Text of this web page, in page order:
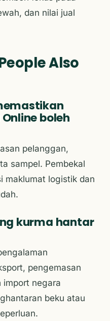
dan nilai jual
Also
boleh
pelanggan,
sampel. Pembekal
maklumat logistik dan
kurma hantar
pengemasan
import negara
beku atau